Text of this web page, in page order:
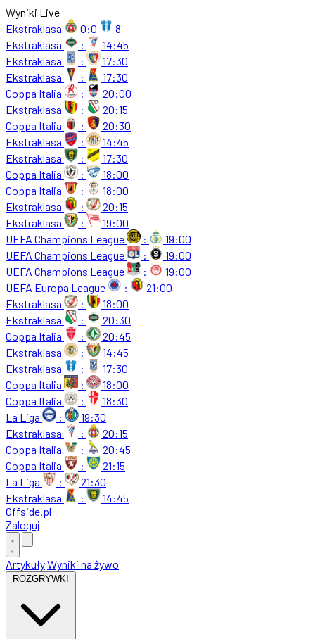
Wyniki Live
Ekstraklasa
0:0
8'
Ekstraklasa
:
14:45
Ekstraklasa
:
17:30
Ekstraklasa
:
17:30
Coppa Italia
:
20:00
Ekstraklasa
:
20:15
Coppa Italia
:
20:30
Ekstraklasa
:
14:45
Ekstraklasa
:
17:30
Coppa Italia
:
18:00
Coppa Italia
:
18:00
Ekstraklasa
:
20:15
Ekstraklasa
:
19:00
UEFA Champions League
:
19:00
UEFA Champions League
:
19:00
UEFA Champions League
:
19:00
UEFA Europa League
:
21:00
Ekstraklasa
:
18:00
Ekstraklasa
:
20:30
Coppa Italia
:
20:45
Ekstraklasa
:
14:45
Ekstraklasa
:
17:30
Coppa Italia
:
18:00
Coppa Italia
:
18:30
La Liga
:
19:30
Ekstraklasa
:
20:15
Coppa Italia
:
20:45
Coppa Italia
:
21:15
La Liga
:
21:30
Ekstraklasa
:
14:45
Offside.pl
Zaloguj
ArtykułyWyniki na żywo
ROZGRYWKI